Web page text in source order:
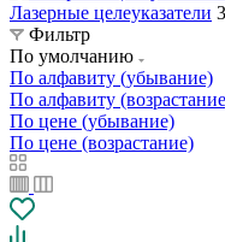
Лазерные целеуказатели
Фильтр
По умолчанию
По алфавиту (убывание)
По алфавиту
По цене (убывание)
По цене (возрастание)